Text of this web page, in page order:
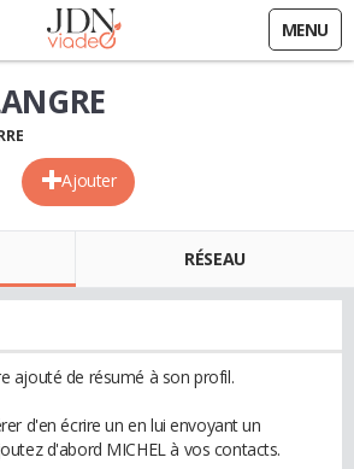
MENU
Ajouter
RÉSEAU
ajouté de résumé à son profil.
d'en écrire un en lui envoyant un
d'abord MICHEL à vos contacts.